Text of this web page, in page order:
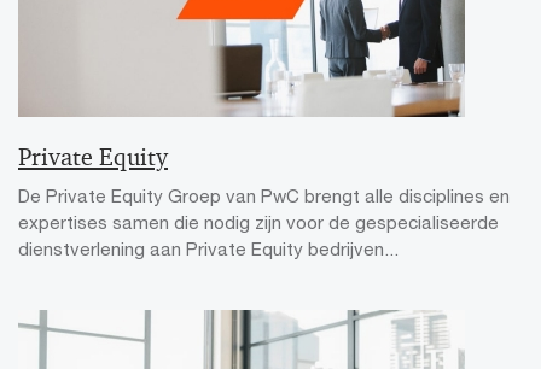
Private Equity
De Private Equity Groep van PwC brengt alle disciplines en
expertises samen die nodig zijn voor de gespecialiseerde
dienstverlening aan Private Equity bedrijven...